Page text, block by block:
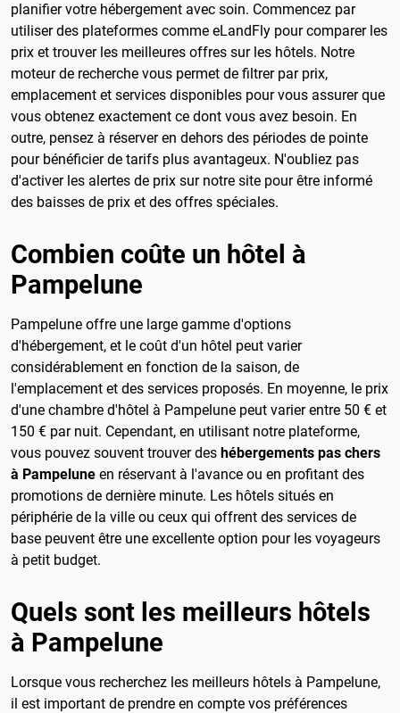
planifier votre hébergement avec soin. Commencez par
utiliser des plateformes comme eLandFly pour comparer les
prix et trouver les meilleures offres sur les hôtels. Notre
moteur de recherche vous permet de filtrer par prix,
emplacement et services disponibles pour vous assurer que
vous obtenez exactement ce dont vous avez besoin. En
outre, pensez à réserver en dehors des périodes de pointe
pour bénéficier de tarifs plus avantageux. N'oubliez pas
d'activer les alertes de prix sur notre site pour être informé
des baisses de prix et des offres spéciales.
Combien coûte un hôtel à
Pampelune
Pampelune offre une large gamme d'options
d'hébergement, et le coût d'un hôtel peut varier
considérablement en fonction de la saison, de
l'emplacement et des services proposés. En moyenne, le prix
d'une chambre d'hôtel à Pampelune peut varier entre 50 € et
150 € par nuit. Cependant, en utilisant notre plateforme,
vous pouvez souvent trouver des hébergements pas chers
à Pampelune en réservant à l'avance ou en profitant des
promotions de dernière minute. Les hôtels situés en
périphérie de la ville ou ceux qui offrent des services de
base peuvent être une excellente option pour les voyageurs
à petit budget.
Quels sont les meilleurs hôtels
à Pampelune
Lorsque vous recherchez les meilleurs hôtels à Pampelune,
il est important de prendre en compte vos préférences